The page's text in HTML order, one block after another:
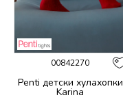
00842270
Penti детски хулахопки
Karina